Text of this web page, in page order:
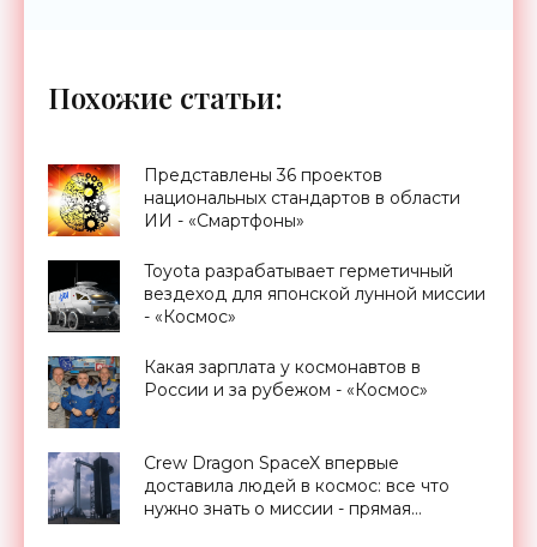
Похожие статьи:
Представлены 36 проектов
национальных стандартов в области
ИИ - «Смартфоны»
Toyota разрабатывает герметичный
вездеход для японской лунной миссии
- «Космос»
Какая зарплата у космонавтов в
России и за рубежом - «Космос»
Crew Dragon SpaceX впервые
доставила людей в космос: все что
нужно знать о миссии - прямая